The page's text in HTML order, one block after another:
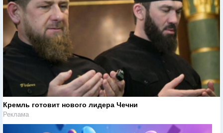
Кремль готовит нового лидера Чечни
Реклама